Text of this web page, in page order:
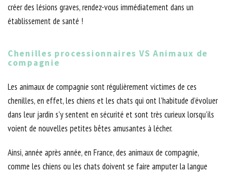
créer des lésions graves, rendez-vous immédiatement dans un
établissement de santé !
Chenilles processionnaires VS Animaux de
compagnie
Les animaux de compagnie sont régulièrement victimes de ces
chenilles, en effet, les chiens et les chats qui ont l’habitude d’évoluer
dans leur jardin s’y sentent en sécurité et sont très curieux lorsqu’ils
voient de nouvelles petites bêtes amusantes à lécher.
Ainsi, année après année, en France, des animaux de compagnie,
comme les chiens ou les chats doivent se faire amputer la langue